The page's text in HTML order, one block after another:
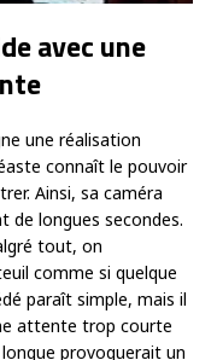
avec une
une réalisation
connaît le pouvoir
Ainsi, sa caméra
de longues secondes.
tout, on
comme si quelque
paraît simple, mais il
attente trop courte
provoquerait un